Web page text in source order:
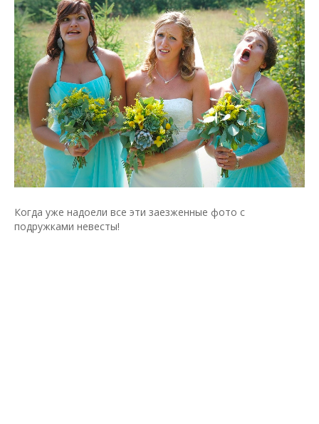
Когда уже надоели все эти заезженные фото с
подружками невесты!